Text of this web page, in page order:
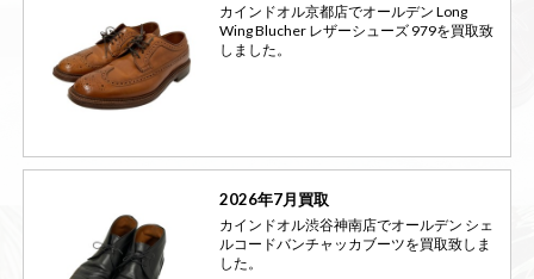
カインドオル京都店でオールデン Long
Wing Blucher レザーシューズ 979を買取致
しました。
2026年7月買取
カインドオル渋谷神南店でオールデン シェ
ルコードバンチャッカブーツを買取致しま
した。